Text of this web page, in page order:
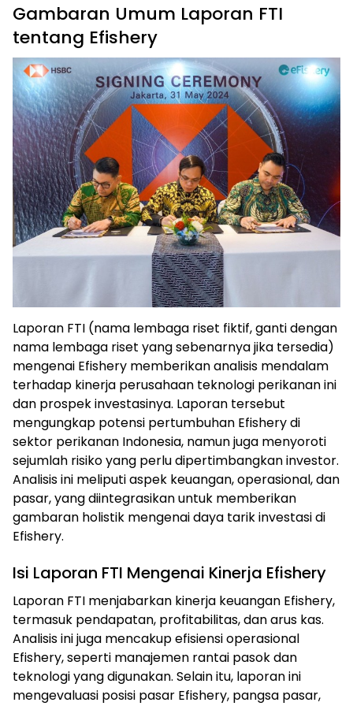
Gambaran Umum Laporan FTI
tentang Efishery
Laporan FTI (nama lembaga riset fiktif, ganti dengan
nama lembaga riset yang sebenarnya jika tersedia)
mengenai Efishery memberikan analisis mendalam
terhadap kinerja perusahaan teknologi perikanan ini
dan prospek investasinya. Laporan tersebut
mengungkap potensi pertumbuhan Efishery di
sektor perikanan Indonesia, namun juga menyoroti
sejumlah risiko yang perlu dipertimbangkan investor.
Analisis ini meliputi aspek keuangan, operasional, dan
pasar, yang diintegrasikan untuk memberikan
gambaran holistik mengenai daya tarik investasi di
Efishery.
Isi Laporan FTI Mengenai Kinerja Efishery
Laporan FTI menjabarkan kinerja keuangan Efishery,
termasuk pendapatan, profitabilitas, dan arus kas.
Analisis ini juga mencakup efisiensi operasional
Efishery, seperti manajemen rantai pasok dan
teknologi yang digunakan. Selain itu, laporan ini
mengevaluasi posisi pasar Efishery, pangsa pasar,